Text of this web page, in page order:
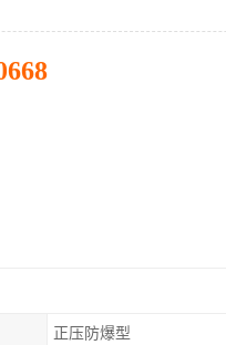
正压防爆型